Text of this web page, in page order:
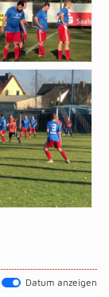
Datum anzeigen